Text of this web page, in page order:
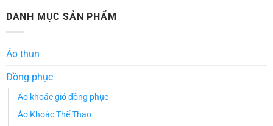
DANH MỤC SẢN PHẨM
Áo thun
Đồng phục
Áo khoác gió đồng phục
Áo Khoác Thể Thao